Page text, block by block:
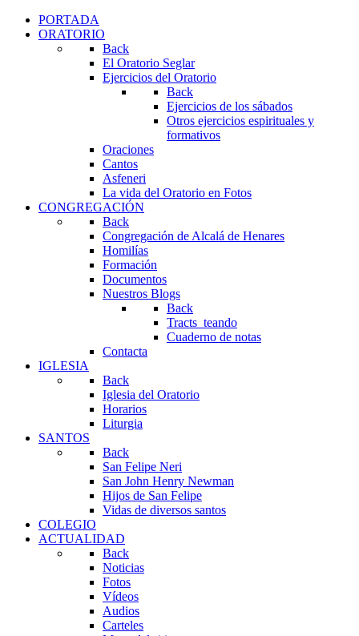
PORTADA
ORATORIO
Back
El Oratorio Seglar
Ejercicios del Oratorio
Back
Ejercicios de los sábados
Otros ejercicios espirituales y
formativos
Oraciones
Cantos
Asfeneri
La vida del Oratorio en Fotos
CONGREGACIÓN
Back
Congregación de Alcalá de Henares
Homilías
Formación
Documentos
Nuestros Blogs
Back
Tracts_teando
Cuaderno de notas
Contacta
IGLESIA
Back
Iglesia del Oratorio
Horarios
Liturgia
SANTOS
Back
San Felipe Neri
San John Henry Newman
Hijos de San Felipe
Vidas de diversos santos
COLEGIO
ACTUALIDAD
Back
Noticias
Fotos
Vídeos
Audios
Carteles